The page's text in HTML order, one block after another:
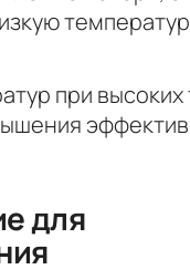
при
для